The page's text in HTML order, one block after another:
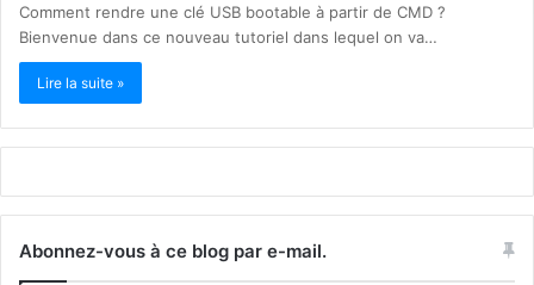
Comment rendre une clé USB bootable à partir de CMD ?
Bienvenue dans ce nouveau tutoriel dans lequel on va…
Lire la suite »
Abonnez-vous à ce blog par e-mail.